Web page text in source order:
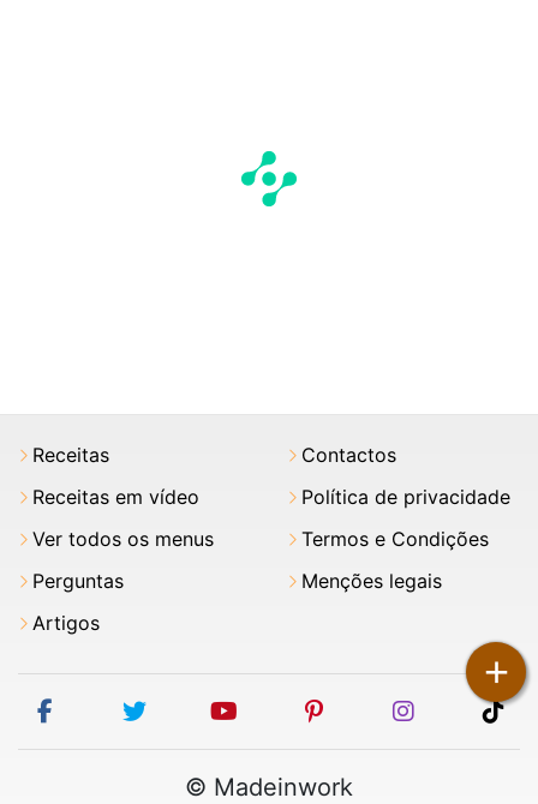
+
Receitas
Receitas em vídeo
Ver todos os menus
Perguntas
Artigos
Contactos
Política de privacidade
Termos e Condições
Menções legais
facebooktwitter youtubepinterestinstagram
© Madeinwork